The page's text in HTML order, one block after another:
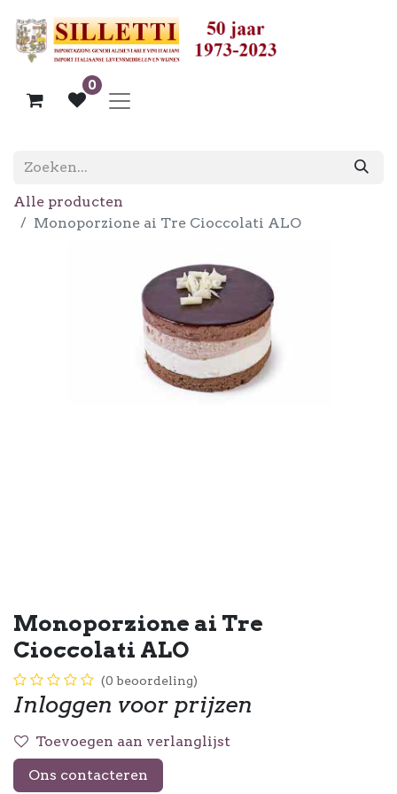
0
Alle producten
Monoporzione ai Tre Cioccolati ALO
Monoporzione ai Tre
Cioccolati ALO
(0 beoordeling)
Inloggen voor prijzen
Toevoegen aan verlanglijst
Ons contacteren